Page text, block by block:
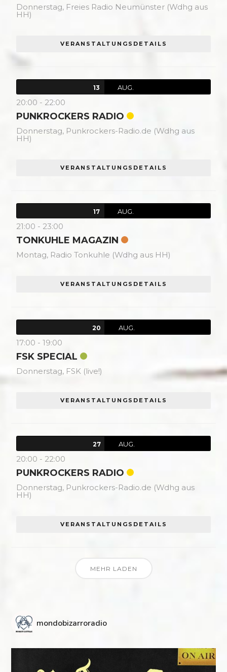
Donnerstag, Freies Radio Neumünster (Wdhg aus
HH)
VERANSTALTUNGSDETAILS
13 AUG.
20:00 - 22:00
PUNKROCKERS RADIO
Donnerstag, Punkrockers-Radio.de (Wdhg aus
HH)
VERANSTALTUNGSDETAILS
17 AUG.
21:00 - 23:00
TONKUHLE MAGAZIN
Montag, Radio Tonkuhle (Wdhg aus HH)
VERANSTALTUNGSDETAILS
20 AUG.
17:00 -19:00
FSK SPECIAL
Donnerstag, FSK (live!)
VERANSTALTUNGSDETAILS
27 AUG.
20:00 - 22:00
PUNKROCKERS RADIO
Donnerstag, Punkrockers-Radio.de (Wdhg aus
HH)
VERANSTALTUNGSDETAILS
MEHR LADEN
mondobizarroradio